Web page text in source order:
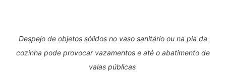
Despejo de objetos sólidos no vaso sanitário ou na pia da
cozinha pode provocar vazamentos e até o abatimento de
valas públicas